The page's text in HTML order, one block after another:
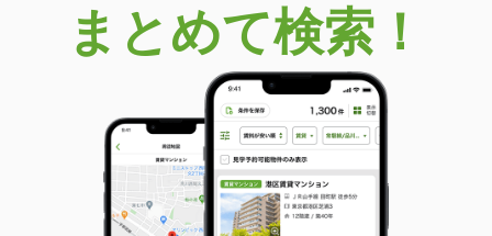
まとめて検索！